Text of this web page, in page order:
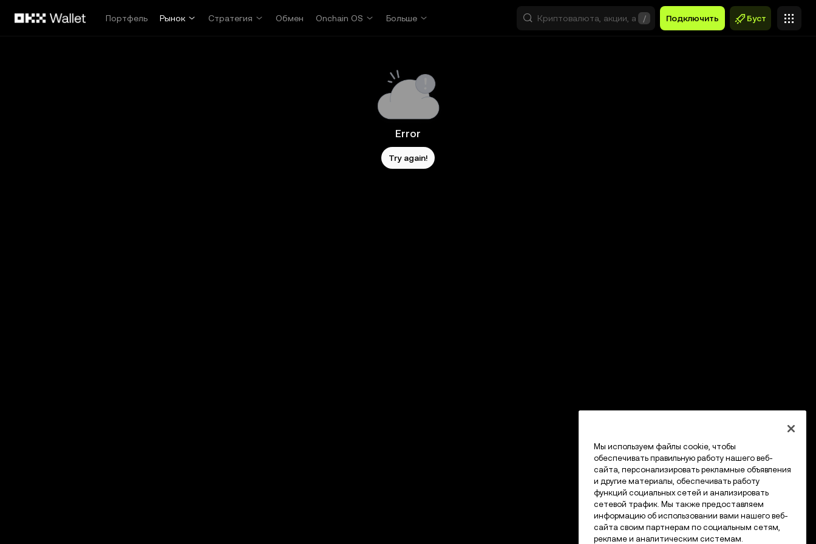
Портфель
Рынок Стратегия Обмен Onchain OS Больше / Подключить Буст
Error
Try again!
Мы используем файлы cookie, чтобы
обеспечивать правильную работу нашего веб-
сайта, персонализировать рекламные объявления
и другие материалы, обеспечивать работу
функций социальных сетей и анализировать
сетевой трафик. Мы также предоставляем
информацию об использовании вами нашего веб-
сайта своим партнерам по социальным сетям,
рекламе и аналитическим системам.